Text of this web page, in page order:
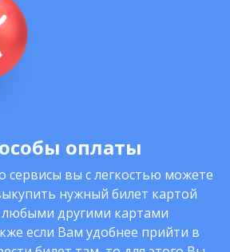
оплаты
вы с легкостью можете
нужный билет картой
любыми другими картами
если Вам удобнее прийти в